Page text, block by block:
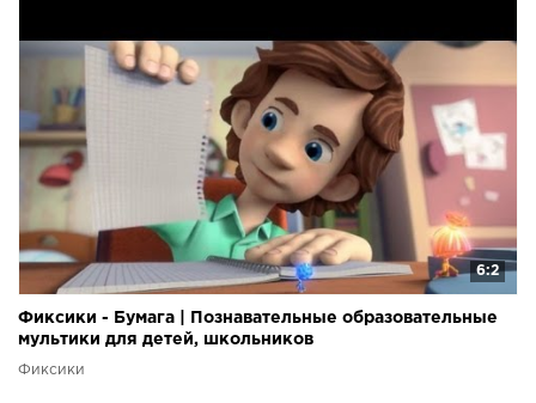
6:2
Фиксики - Бумага | Познавательные образовательные
мультики для детей, школьников
Фиксики